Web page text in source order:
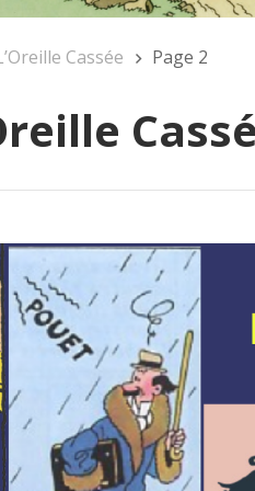
Cassée Page 2